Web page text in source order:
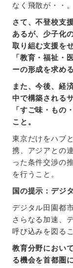
なく飛散が・・。
さて、不登校支
あるが、少子化
取り組む支援を
「教育・福祉・
ーの形成を求める
また、今後、経
中で構築される
「すご味・もの
こと。
東京だけをハブ
携、アジアとの
った条件交渉の
を行うこと。
国の提示：デジ
デジタル田園都
さらなる加速、
呼び込みを図るこ
教育分野におい
る機会を首都圏